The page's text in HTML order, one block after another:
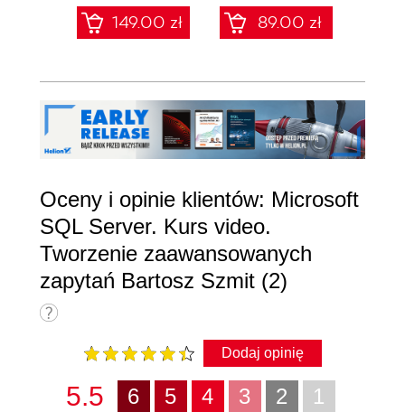
149.00 zł 89.00 zł
Oceny i opinie klientów: Microsoft
SQL Server. Kurs video.
Tworzenie zaawansowanych
zapytań Bartosz Szmit (2)
Dodaj opinię
5.5 6 5 4 3 2 1